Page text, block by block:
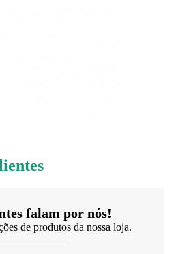
falam por nós!
de produtos da nossa loja.